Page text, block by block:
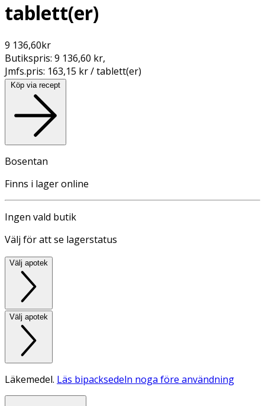
tablett(er)
9 136,60kr
Butikspris: 9 136,60 kr,
Jmfs.pris: 163,15 kr / tablett(er)
Köp via recept
Bosentan
Finns i lager online
Ingen vald butik
Välj för att se lagerstatus
Välj apotek
Välj apotek
Läkemedel. Läs bipacksedeln noga före användning